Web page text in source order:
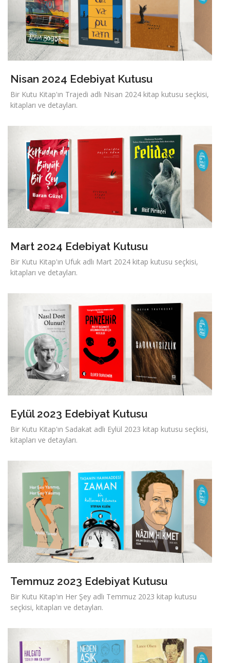
Nisan 2024 Edebiyat Kutusu
Bir Kutu Kitap'ın Trajedi adlı Nisan 2024 kitap kutusu seçkisi,
kitapları ve detayları.
Mart 2024 Edebiyat Kutusu
Bir Kutu Kitap'ın Ufuk adlı Mart 2024 kitap kutusu seçkisi,
kitapları ve detayları.
Eylül 2023 Edebiyat Kutusu
Bir Kutu Kitap'ın Sadakat adlı Eylül 2023 kitap kutusu seçkisi,
kitapları ve detayları.
Temmuz 2023 Edebiyat Kutusu
Bir Kutu Kitap'ın Her Şey adlı Temmuz 2023 kitap kutusu
seçkisi, kitapları ve detayları.